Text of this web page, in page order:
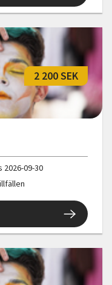
2 200 SEK
2026-09-30